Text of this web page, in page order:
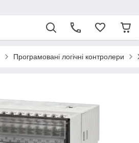
Програмовані логічні контролери